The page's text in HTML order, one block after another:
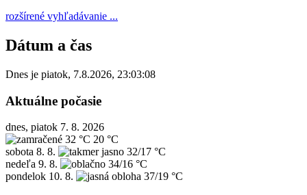
rozšírené vyhľadávanie ...
Dátum a čas
Dnes je piatok, 7.8.2026, 23:03:08
Aktuálne počasie
dnes, piatok 7. 8. 2026
32 °C 20 °C
sobota 8. 8.
32/17 °C
nedeľa 9. 8.
34/16 °C
pondelok 10. 8. 37/19 °C